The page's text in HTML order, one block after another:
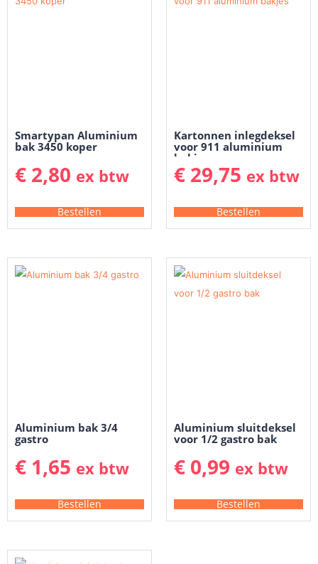
Smartypan Aluminium
bak 3450 koper
€ 2,80 ex btw
Bestellen
Kartonnen inlegdeksel
voor 911 aluminium
bakjes
€ 29,75 ex btw
Bestellen
Aluminium bak 3/4
gastro
€ 1,65 ex btw
Bestellen
Aluminium sluitdeksel
voor 1/2 gastro bak
€ 0,99 ex btw
Bestellen